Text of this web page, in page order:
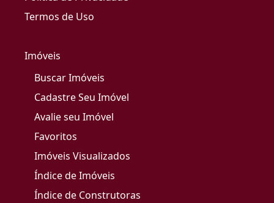
Termos de Uso
Imóveis
Buscar Imóveis
Cadastre Seu Imóvel
Avalie seu Imóvel
Favoritos
Imóveis Visualizados
Índice de Imóveis
Índice de Construtoras